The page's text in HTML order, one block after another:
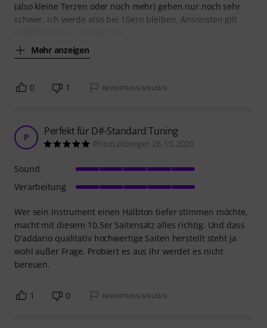
(also kleine Terzen oder noch mehr) gehen nur noch sehr
schwer, ich werde also bei 10ern bleiben. Ansonsten gilt
Mehr anzeigen
0 1 BEWERTUNG MELDEN
P Perfekt für D#-Standard Tuning
PrinzLeibinger 26.10.2020
Wer sein Instrument einen Halbton tiefer stimmen möchte,
macht mit diesem 10,5er Saitensatz alles richtig. Und dass
D'addario qualitativ hochwertige Saiten herstellt steht ja
wohl außer Frage. Probiert es aus ihr werdet es nicht
bereuen.
Sound
Verarbeitung
1 0 BEWERTUNG MELDEN